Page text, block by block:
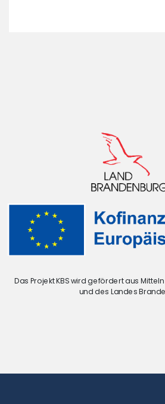
Das Projekt KBS wird gefördert aus
und des Landes